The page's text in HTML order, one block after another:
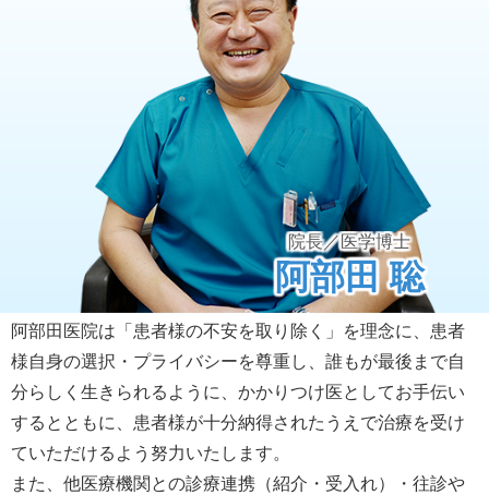
院長／医学博士
阿部田 聡
阿部田医院は「患者様の不安を取り除く」を理念に、患者
様自身の選択・プライバシーを尊重し、誰もが最後まで自
分らしく生きられるように、かかりつけ医としてお手伝い
するとともに、患者様が十分納得されたうえで治療を受け
ていただけるよう努力いたします。
また、他医療機関との診療連携（紹介・受入れ）・往診や